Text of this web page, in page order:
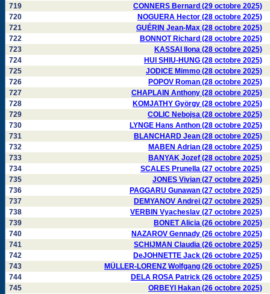
719
CONNERS Bernard (29 octobre 2025)
720
NOGUERA Hector (28 octobre 2025)
721
GUÉRIN Jean-Max (28 octobre 2025)
722
BONNOT Richard (28 octobre 2025)
723
KASSAI Ilona (28 octobre 2025)
724
HUI SHIU-HUNG (28 octobre 2025)
725
JODICE Mimmo (28 octobre 2025)
726
POPOV Roman (28 octobre 2025)
727
CHAPLAIN Anthony (28 octobre 2025)
728
KOMJATHY György (28 octobre 2025)
729
COLIC Nebojsa (28 octobre 2025)
730
LYNGE Hans Anthon (28 octobre 2025)
731
BLANCHARD Jean (28 octobre 2025)
732
MABEN Adrian (28 octobre 2025)
733
BANYAK Jozef (28 octobre 2025)
734
SCALES Prunella (27 octobre 2025)
735
JONES Vivian (27 octobre 2025)
736
PAGGARU Gunawan (27 octobre 2025)
737
DEMYANOV Andrei (27 octobre 2025)
738
VERBIN Vyacheslav (27 octobre 2025)
739
BONET Alicia (26 octobre 2025)
740
NAZAROV Gennady (26 octobre 2025)
741
SCHIJMAN Claudia (26 octobre 2025)
742
DeJOHNETTE Jack (26 octobre 2025)
743
MÜLLER-LORENZ Wolfgang (26 octobre 2025)
744
DELA ROSA Patrick (26 octobre 2025)
745
ORBEYI Hakan (26 octobre 2025)